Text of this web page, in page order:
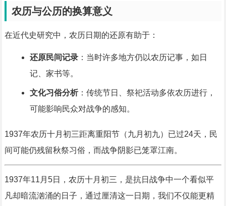
农历与公历的换算意义
在近代史研究中，农历日期的还原有助于：
还原民间记录：当时许多地方仍以农历记事，如日
记、家书等。
文化习俗分析：传统节日、祭祀活动多依农历进行，
可能影响民众对战争的感知。
1937年农历十月初三距离重阳节（九月初九）已过24天，民
间可能仍残留秋祭习俗，而战争阴影已笼罩江南。
1937年11月5日，农历十月初三，是抗日战争中一个看似平
凡却暗流汹涌的日子，通过厘清这一日期，我们不仅能更精